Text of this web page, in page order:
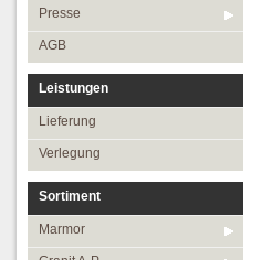
Presse
AGB
Leistungen
Lieferung
Verlegung
Sortiment
Marmor